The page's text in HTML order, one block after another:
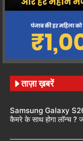
ताज़ा ख़बरें
Samsung Galaxy S26
कैमरे के साथ होगा लॉन्च ?